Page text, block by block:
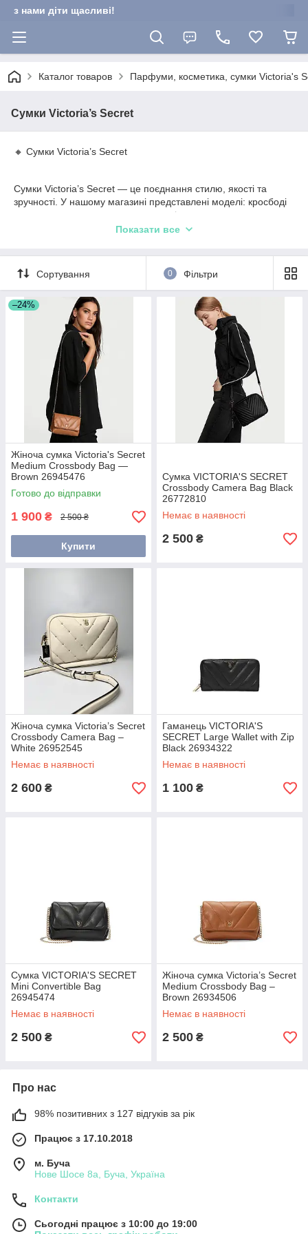
з нами діти щасливі!
Каталог товаров Парфуми, косметика, сумки Victoria's
Сумки Victoria’s Secret
🔸 Сумки Victoria’s Secret
Сумки Victoria’s Secret — це поєднання стилю, якості та
зручності. У нашому магазині представлені моделі: кросбоді
сумки, шопери, косметички, гаманці.
Оригінальна продукція, брендовий дизайн, стильні кольори.
🔸 Оригінальні жіночі сумки Victoria’s Secret
🔸 Модні аксесуари з США в наявності
— Ідеально як подарунок або для щоденного використання.
Показати все
Сортування 0 Фільтри
–24%
Жіноча сумка Victoria's Secret
Medium Crossbody Bag —
Brown 26945476
Готово до відправки
1 900 ₴ 2 500 ₴
Купити
Сумка VICTORIA'S SECRET
Crossbody Camera Bag Black
26772810
Немає в наявності
2 500 ₴
Жіноча сумка Victoria’s Secret
Crossbody Camera Bag –
White 26952545
Немає в наявності
2 600 ₴
Гаманець VICTORIA'S
SECRET Large Wallet with Zip
Black 26934322
Немає в наявності
1 100 ₴
Сумка VICTORIA'S SECRET
Mini Convertible Bag
26945474
Немає в наявності
2 500 ₴
Жіноча сумка Victoria’s Secret
Medium Crossbody Bag –
Brown 26934506
Немає в наявності
2 500 ₴
Про нас
98% позитивних з 127 відгуків за рік
Працює з 17.10.2018
м. Буча
Нове Шосе 8а, Буча, Україна
Контакти
Сьогодні працює з 10:00 до 19:00